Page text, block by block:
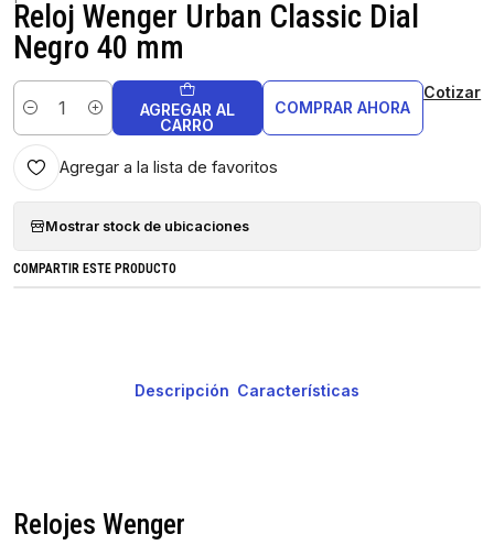
Reloj Wenger Urban Classic Dial
Negro 40 mm
Cantidad
AGREGAR AL
CARRO
COMPRAR AHORA
Cotizar
Agregar a la lista de favoritos
Mostrar stock de ubicaciones
COMPARTIR ESTE PRODUCTO
Descripción Características
Relojes Wenger